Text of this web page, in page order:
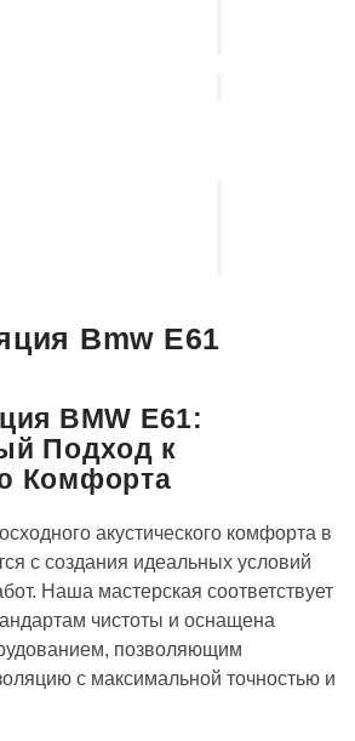
Bmw E61
BMW E61:
Подход к
Комфорта
акустического комфорта в
с создания идеальных условий
Наша мастерская соответствует
чистоты и оснащена
позволяющим
с максимальной точностью и